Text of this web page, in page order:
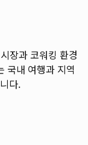
장과 코워킹 환경
국내 여행과 지역
다.